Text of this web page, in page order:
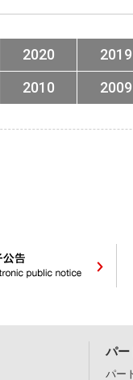
2020 2019
2010 2009
パー
パー